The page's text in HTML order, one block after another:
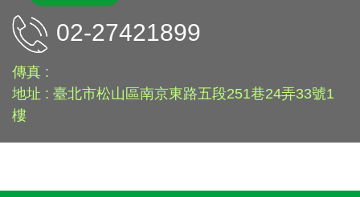
02-27421899
傳真 :
地址 : 臺北市松山區南京東路五段251巷24弄33號1
樓